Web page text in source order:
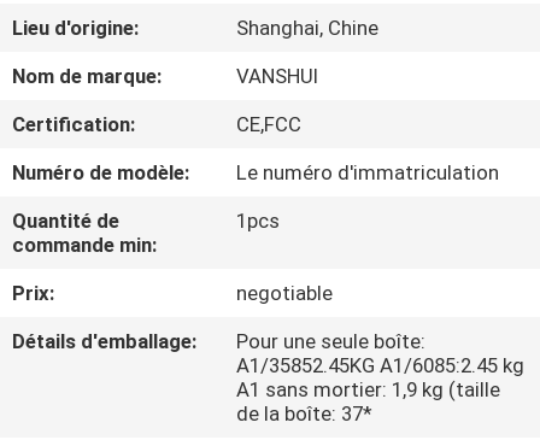
À
PROPOS
NOUS
VISITE
DE
L'USINE
Lieu d'origine:
Shanghai, Chine
Nom de marque:
VANSHUI
Certification:
CE,FCC
Numéro de modèle:
Le numéro d'immatriculation
Quantité de
commande min:
1pcs
Prix:
negotiable
Détails d'emballage:
Pour une seule boîte:
A1/35852.45KG A1/6085:2.45 kg
A1 sans mortier: 1,9 kg (taille
de la boîte: 37*